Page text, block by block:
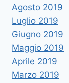
Agosto 2019
Luglio 2019
Giugno 2019
Maggio 2019
Aprile 2019
Marzo 2019